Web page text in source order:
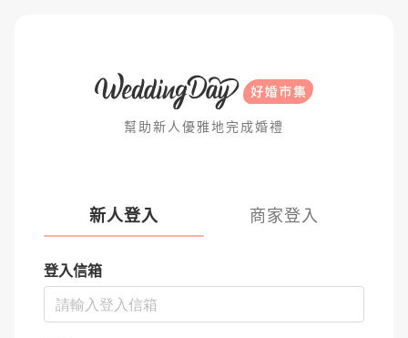
幫助新人優雅地完成婚禮
新人登入 商家登入
登入信箱